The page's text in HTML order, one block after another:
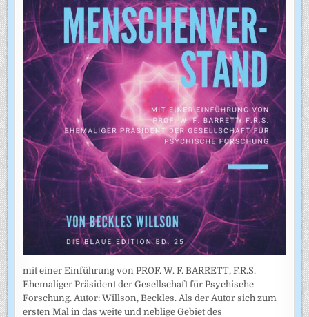
mit einer Einführung von PROF. W. F. BARRETT, F.R.S.
Ehemaliger Präsident der Gesellschaft für Psychische
Forschung. Autor: Willson, Beckles. Als der Autor sich zum
ersten Mal in das weite und neblige Gebiet des